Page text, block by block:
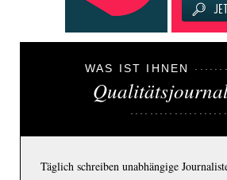
WAS IST IHNEN
Täglich schreiben unabhängige